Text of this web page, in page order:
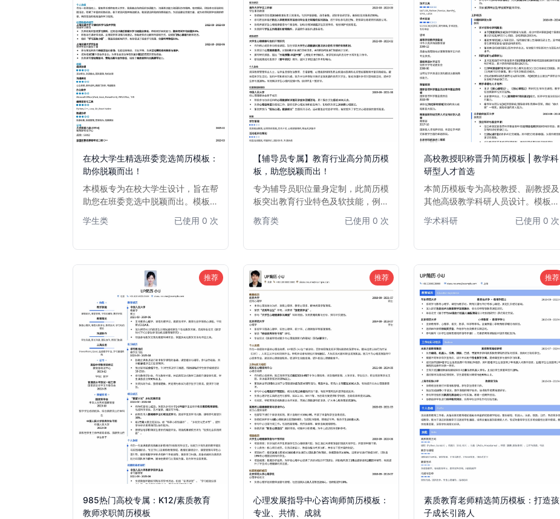
在校大学生精选班委竞选简历模板：
助你脱颖而出！
本模板专为在校大学生设计，旨在帮
助您在班委竞选中脱颖而出。模板结
领导能力、组织协调能力及为同学服
书、学习委员、生活委员等各类班委
职务，助您轻松撰写一份专业且富有
吸引力的班委竞选简历。
学生类 已使用 0 次
【辅导员专属】教育行业高分简历模
板，助您脱颖而出！
专为辅导员职位量身定制，此简历模
板突出教育行业特色及软技能，例如
结构清晰，重点突出，旨在帮助求职
导、职业发展指导方面的专业能力和
丰富经验，助力您在众多应聘者中脱
颖而出，获得心仪的辅导员职位。
教育类 已使用 0 次
高校教授职称晋升简历模板 | 教学科
研型人才首选
本简历模板专为高校教授、副教授及
其他高级教学科研人员设计。模板结
教学经验和出版物等核心要素，旨在
引进中脱颖而出。布局专业，信息清
晰，助力您展现卓越的学术背景和深
厚的专业素养。
学术科研 已使用 0 次
推荐
985热门高校专属：K12/素质教育
教师求职简历模板
推荐
心理发展指导中心咨询师简历模板：
专业、共情、成就
推荐
素质教育老师精选简历模板：打造孩
子成长引路人